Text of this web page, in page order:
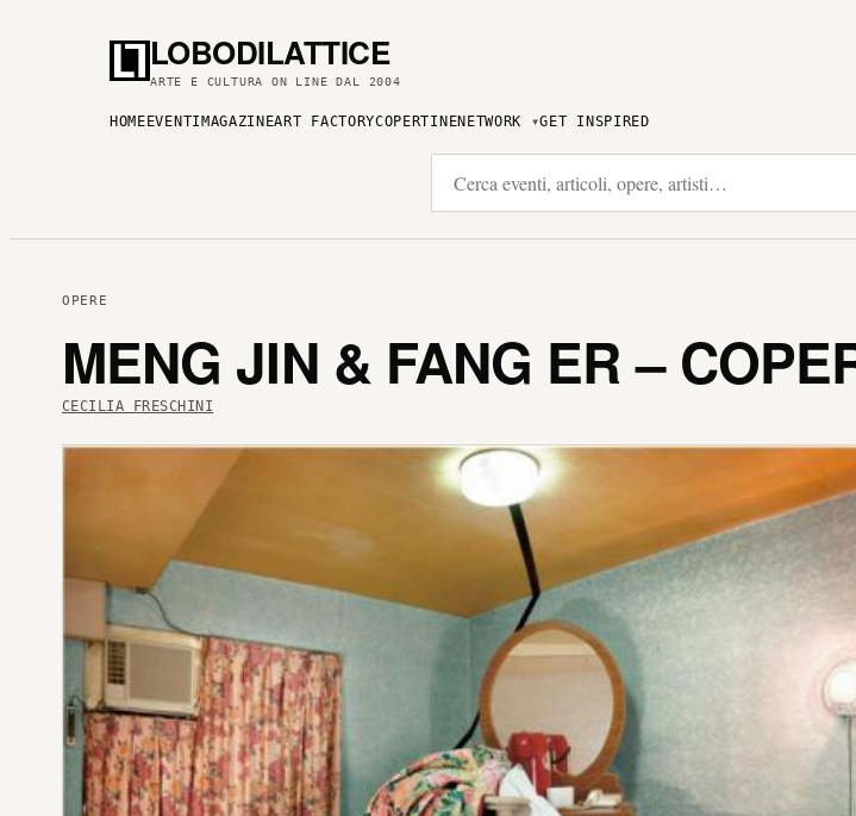
LOBODILATTICE
ARTE E CULTURA ON LINE DAL 2004
HOME EVENTI MAGAZINEART FACTORYCOPERTINENETWORK GET INSPIRED
OPERE
MENG JIN & FANG ER –
CECILIA FRESCHINI